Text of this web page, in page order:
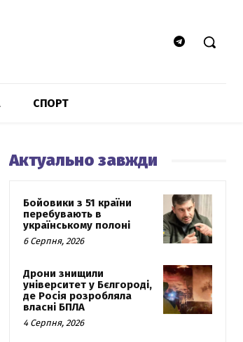
СПОРТ
Актуально завжди
Бойовики з 51 країни
перебувають в
українському полоні
6 Серпня, 2026
Дрони знищили
університет у Бєлгороді,
де Росія розробляла
власні БПЛА
4 Серпня, 2026